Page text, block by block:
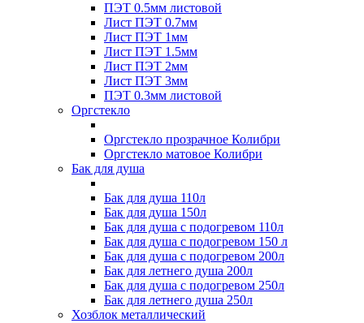
ПЭТ 0.5мм листовой
Лист ПЭТ 0.7мм
Лист ПЭТ 1мм
Лист ПЭТ 1.5мм
Лист ПЭТ 2мм
Лист ПЭТ 3мм
ПЭТ 0.3мм листовой
Оргстекло
Оргстекло прозрачное Колибри
Оргстекло матовое Колибри
Бак для душа
Бак для душа 110л
Бак для душа 150л
Бак для душа с подогревом 110л
Бак для душа с подогревом 150 л
Бак для душа с подогревом 200л
Бак для летнего душа 200л
Бак для душа с подогревом 250л
Бак для летнего душа 250л
Хозблок металлический